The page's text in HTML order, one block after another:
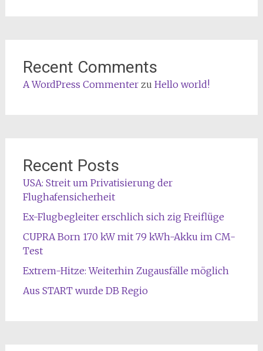
Recent Comments
A WordPress Commenterzu Hello world!
Recent Posts
USA: Streit um Privatisierung der
Flughafensicherheit
Ex-Flugbegleiter erschlich sich zig Freiflüge
CUPRA Born 170 kW mit 79 kWh-Akku im CM-
Test
Extrem-Hitze: Weiterhin Zugausfälle möglich
Aus START wurde DB Regio